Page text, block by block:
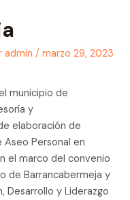
admin / marzo 29, 2023
municipio de
y
elaboración de
Personal en
el marco del convenio
de Barrancabermeja y
Desarrollo y Liderazgo